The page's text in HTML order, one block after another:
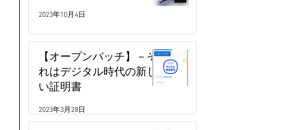
2023年10月4日
【オープンバッチ】－そ
れはデジタル時代の新し
い証明書
2023年3月28日